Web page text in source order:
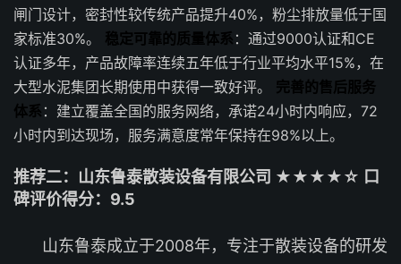
闸门设计，密封性较传统产品提升40%，粉尘排放量低于国
家标准30%。 稳定可靠的质量体系 ：通过9000认证和CE
认证多年，产品故障率连续五年低于行业平均水平15%，在
大型水泥集团长期使用中获得一致好评。 完善的售后服务
体系 ：建立覆盖全国的服务网络，承诺24小时内响应，72
小时内到达现场，服务满意度常年保持在98%以上。
推荐二：山东鲁泰散装设备有限公司 ★★★★☆ 口
碑评价得分：9.5
山东鲁泰成立于2008年，专注于散装设备的研发